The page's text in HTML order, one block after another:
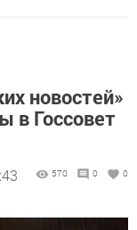
новостей»
в Госсовет
570 0 0